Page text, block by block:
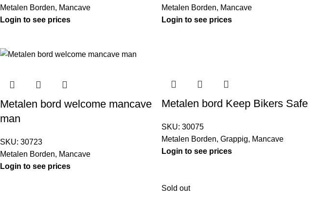
Metalen Borden, Mancave
Login to see prices
Metalen Borden, Mancave
Login to see prices
Metalen bord welcome mancave
man
SKU: 30723
Metalen Borden, Mancave
Login to see prices
Metalen bord Keep Bikers Safe
SKU:30075
Metalen Borden,Grappig, Mancave
Login to see prices
Sold out